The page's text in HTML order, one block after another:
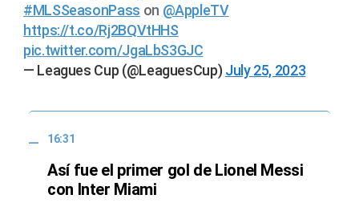
#MLSSeasonPass on @AppleTV
https://t.co/Rj2BQVtHHS
pic.twitter.com/JgaLbS3GJC
— Leagues Cup (@LeaguesCup) July 25, 2023
16:31
Así fue el primer gol de Lionel Messi
con Inter Miami